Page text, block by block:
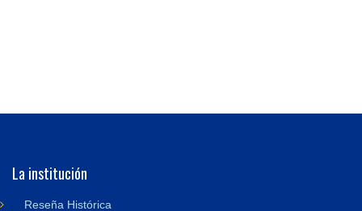
La institución
Reseña Histórica